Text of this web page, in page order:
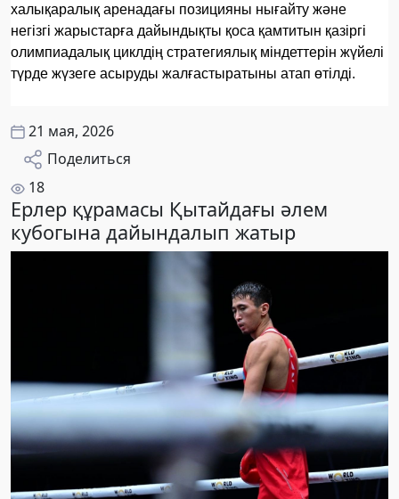
халықаралық аренадағы позицияны нығайту және
негізгі жарыстарға дайындықты қоса қамтитын қазіргі
олимпиадалық циклдің стратегиялық міндеттерін жүйелі
түрде жүзеге асыруды жалғастыратыны атап өтілді.
21 мая, 2026
Поделиться
18
Ерлер құрамасы Қытайдағы әлем
кубогына дайындалып жатыр